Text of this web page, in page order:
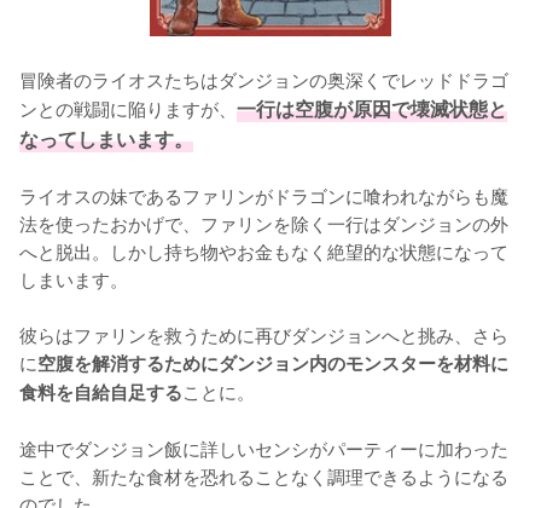
冒険者のライオスたちはダンジョンの奥深くでレッドドラゴ
ンとの戦闘に陥りますが、 一行は空腹が原因で壊滅状態と
なってしまいます。
ライオスの妹であるファリンがドラゴンに喰われながらも魔
法を使ったおかげで、ファリンを除く一行はダンジョンの外
へと脱出。しかし持ち物やお金もなく絶望的な状態になって
しまいます。
彼らはファリンを救うために再びダンジョンへと挑み、さら
に空腹を解消するためにダンジョン内のモンスターを材料に
食料を自給自足することに。
途中でダンジョン飯に詳しいセンシがパーティーに加わった
ことで、新たな食材を恐れることなく調理できるようになる